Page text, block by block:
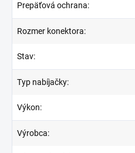
Prepäťová ochrana:
Rozmer konektora:
Stav:
Typ nabíjačky:
Výkon:
Výrobca: